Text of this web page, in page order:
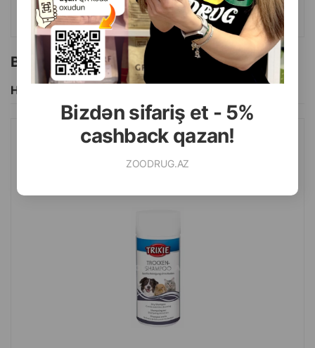
Bizdən sifariş et - 5%
cashback qazan!
ZOODRUG.AZ
ALMAQ
Bu brendin başqa məhsulları
Hamısını Gör
QURU ŞAMPUN TRIXIE ITLƏR, PIŞIKLƏR VƏ DIGƏR KIÇIK
HEYVANLAR ÜÇÜN 100 QR.